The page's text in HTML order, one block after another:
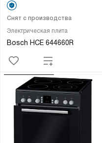
Электрическая плита
Bosch HCE 644660R
Снят с производства